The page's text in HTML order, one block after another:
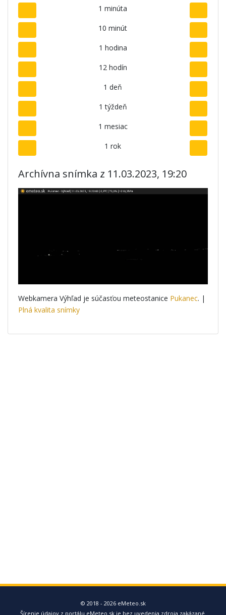
1 minúta
10 minút
1 hodina
12 hodín
1 deň
1 týždeň
1 mesiac
1 rok
Archívna snímka z 11.03.2023, 19:20
Webkamera Výhľad je súčasťou meteostanice Pukanec. |
Plná kvalita snímky
© 2018 - 2026 eMeteo.sk
Šírenie údajov z portálu eMeteo.sk je bez uvedenia zdroja zakázané.